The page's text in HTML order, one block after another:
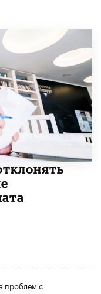
проблем с